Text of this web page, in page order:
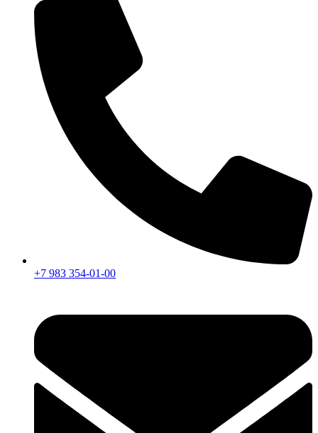
+7 983 354-01-00